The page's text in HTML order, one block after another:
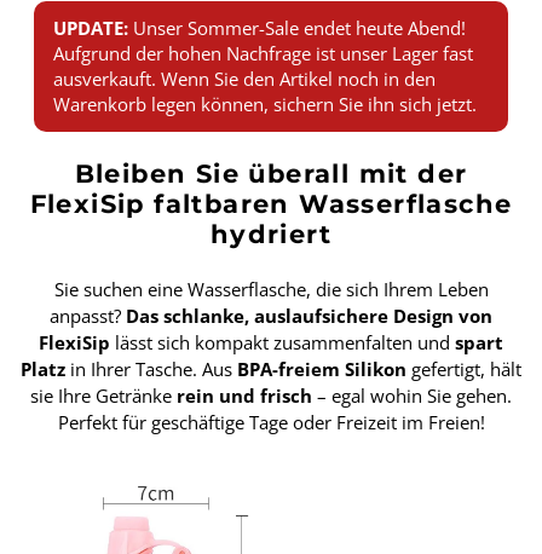
UPDATE: Unser Sommer-Sale endet heute Abend!
Aufgrund der hohen Nachfrage ist unser Lager fast
ausverkauft. Wenn Sie den Artikel noch in den
Warenkorb legen können, sichern Sie ihn sich jetzt.
Bleiben Sie überall mit der
FlexiSip faltbaren Wasserflasche
hydriert
Sie suchen eine Wasserflasche, die sich Ihrem Leben
anpasst? Das schlanke, auslaufsichere Design von
FlexiSip lässt sich kompakt zusammenfalten und spart
Platz in Ihrer Tasche. Aus BPA-freiem Silikon gefertigt, hält
sie Ihre Getränke rein und frisch – egal wohin Sie gehen.
Perfekt für geschäftige Tage oder Freizeit im Freien!